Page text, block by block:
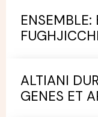
ALTIANI
GENES ET